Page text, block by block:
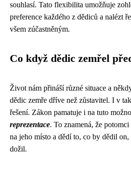
souhlasí. Tato flexibilita umožňuje
preference každého z dědiců a nalézt
všem zúčastněným.
Co když dědic zemřel
Život nám přináší různé situace a
dědic zemře dříve než zůstavitel. I v
řešení. Zákon pamatuje i na tuto
reprezentace. To znamená, že
na jeho místo a dědí to, co by dědil
dožil.